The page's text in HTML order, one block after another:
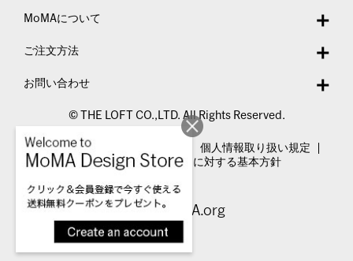
MoMAについて
ご注文方法
お問い合わせ
© THE LOFT CO.,LTD. All Rights Reserved.
特定商取引法表示
個人情報取り扱い規定
カスタマーハラスメントに対する基本方針
Visit MoMA.org